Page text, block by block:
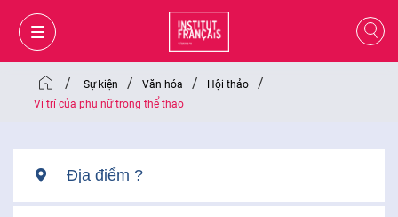
/ Sự kiện / Văn hóa / Hội thảo /
Vị trí của phụ nữ trong thể thao